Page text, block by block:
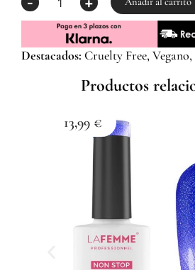
8g
Femme
Destacados: Cruelty Free,
Productos
13,99 €